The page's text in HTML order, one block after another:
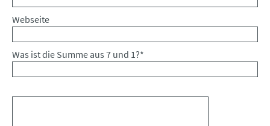
Webseite
Was ist die Summe aus 7 und 1?*